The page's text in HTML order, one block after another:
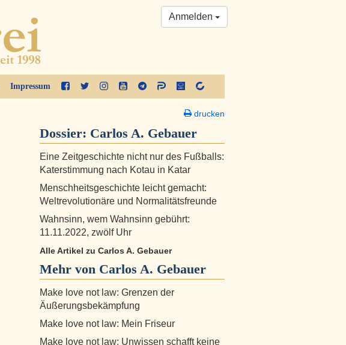
Impressum
Anmelden
drucken
Dossier: Carlos A. Gebauer
Eine Zeitgeschichte nicht nur des Fußballs:
Katerstimmung nach Kotau in Katar
Menschheitsgeschichte leicht gemacht:
Weltrevolutionäre und Normalitätsfreunde
Wahnsinn, wem Wahnsinn gebührt:
11.11.2022, zwölf Uhr
Alle Artikel zu Carlos A. Gebauer
Mehr von Carlos A. Gebauer
Make love not law: Grenzen der
Äußerungsbekämpfung
Make love not law: Mein Friseur
Make love not law: Unwissen schafft keine